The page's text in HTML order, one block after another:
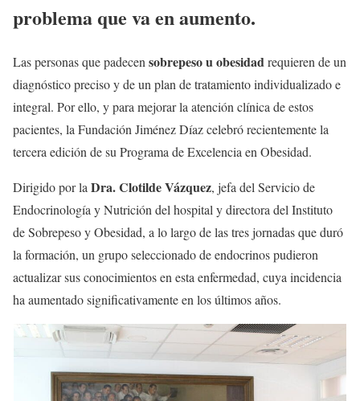
problema que va en aumento.
Las personas que padecensobrepeso u obesidadrequieren de un
diagnóstico preciso y de un plan de tratamiento individualizado e
integral. Por ello, y para mejorar la atención clínica de estos
pacientes, la Fundación Jiménez Díaz celebró recientemente la
tercera edición de su Programa de Excelencia en Obesidad.
Dirigido por laDra. Clotilde Vázquez, jefa del Servicio de
Endocrinología y Nutrición del hospital y directora del Instituto
de Sobrepeso y Obesidad, a lo largo de las tres jornadas que duró
la formación, un grupo seleccionado de endocrinos pudieron
actualizar sus conocimientos en esta enfermedad, cuya incidencia
ha aumentado significativamente en los últimos años.